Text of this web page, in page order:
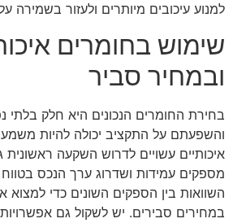
למנוע עיכובים מיותרים ולעזור בשמירה
שימוש בחומרים
ובמחיר סביר
בחירת החומרים הנכונים היא חלק בלתי
והשפעתם על התקציב יכולה להיות
איכותיים עשויים לדרוש השקעה
מספקים עמידות ושדרוג ערך הנכס
השוואות בין הספקים השונים כדי למצוא
במחירים סבירים. יש לשקול גם